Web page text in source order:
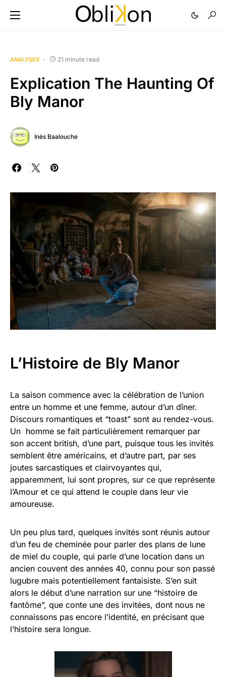
ANALYSES 21 minute read
Explication The Haunting Of
Bly Manor
Inès Baalouche
L’Histoire de Bly Manor
La saison commence avec la célébration de l’union
entre un homme et une femme, autour d’un dîner.
Discours romantiques et “toast” sont au rendez-vous.
Un homme se fait particulièrement remarquer par
son accent british, d’une part, puisque tous les invités
semblent être américains, et d’autre part, par ses
joutes sarcastiques et clairvoyantes qui,
apparemment, lui sont propres, sur ce que représente
l’Amour et ce qui attend le couple dans leur vie
amoureuse.
Un peu plus tard, quelques invités sont réunis autour
d’un feu de cheminée pour parler des plans de lune
de miel du couple, qui parle d’une location dans un
ancien couvent des années 40, connu pour son passé
lugubre mais potentiellement fantaisiste. S’en suit
alors le début d’une narration sur une “histoire de
fantôme”, que conte une des invitées, dont nous ne
connaissons pas encore l’identité, en précisant que
l’histoire sera longue.